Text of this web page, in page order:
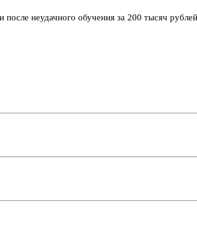
неудачного обучения за 200 тысяч